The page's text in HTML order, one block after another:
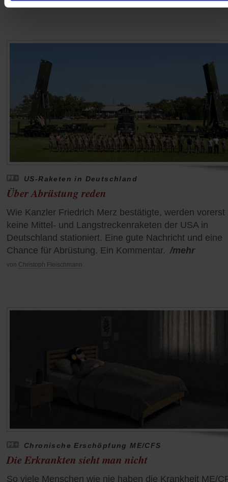
US-Raketen in Deutschland
Über Abrüstung reden
Wie Kanzler Friedrich Merz bestätigte, werden vorerst
keine Mittel- und Langstreckenraketen der USA in
Deutschland stationiert. Eine gute Nachricht und eine
Chance für Abrüstung. Ein Kommentar. /mehr
von Christoph Fleischmann
Chronische Erschöpfung ME/CFS
Die Erkrankten sieht man nicht
So viele Menschen wie nie haben die Krankheit ME/